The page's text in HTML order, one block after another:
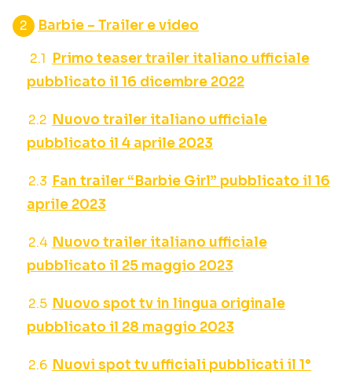
Barbie – Trailer e video
Primo teaser trailer italiano ufficiale
pubblicato il 16 dicembre 2022
Nuovo trailer italiano ufficiale
pubblicato il 4 aprile 2023
Fan trailer “Barbie Girl” pubblicato il 16
aprile 2023
Nuovo trailer italiano ufficiale
pubblicato il 25 maggio 2023
Nuovo spot tv in lingua originale
pubblicato il 28 maggio 2023
Nuovi spot tv ufficiali pubblicati il 1°